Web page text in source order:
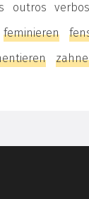
outros
feminieren